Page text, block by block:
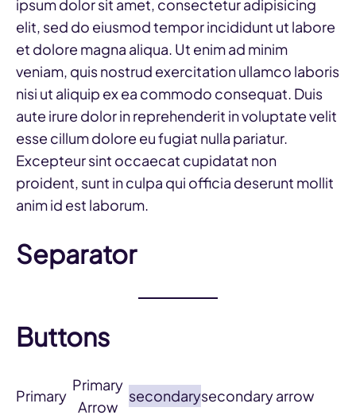
ipsum dolor sit amet, consectetur adipisicing
elit, sed do eiusmod tempor incididunt ut labore
et dolore magna aliqua. Ut enim ad minim
veniam, quis nostrud exercitation ullamco laboris
nisi ut aliquip ex ea commodo consequat. Duis
aute irure dolor in reprehenderit in voluptate velit
esse cillum dolore eu fugiat nulla pariatur.
Excepteur sint occaecat cupidatat non
proident, sunt in culpa qui officia deserunt mollit
anim id est laborum.
Separator
Buttons
Primary
Primary
Arrow
secondarysecondary arrow